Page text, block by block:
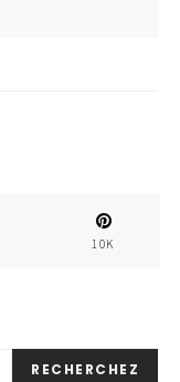
10K
RECHERCHEZ